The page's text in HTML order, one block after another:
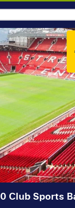
Club Sports